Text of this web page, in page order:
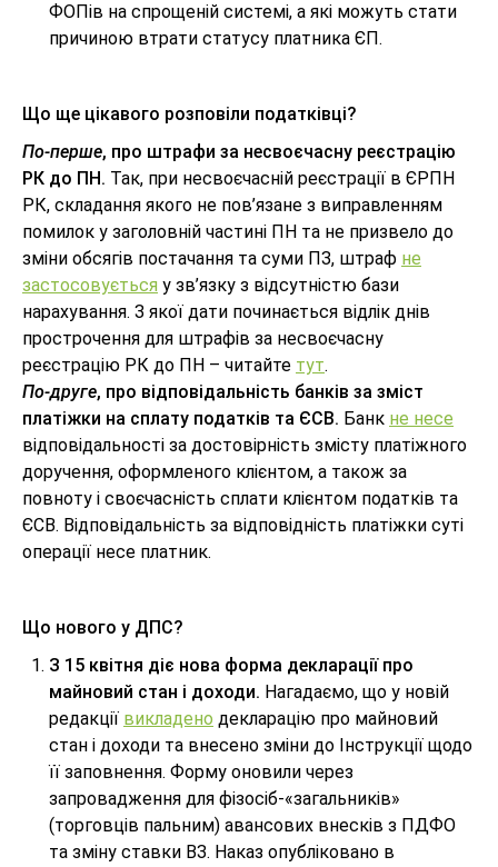
ФОПів на спрощеній системі, а які можуть стати
причиною втрати статусу платника ЄП.
Що ще цікавого розповіли податківці?
По-перше, про штрафи за несвоєчасну реєстрацію
РК до ПН. Так, при несвоєчасній реєстрації в ЄРПН
РК, складання якого не пов’язане з виправленням
помилок у заголовній частині ПН та не призвело до
зміни обсягів постачання та суми ПЗ, штраф не
застосовується у зв’язку з відсутністю бази
нарахування. З якої дати починається відлік днів
прострочення для штрафів за несвоєчасну
реєстрацію РК до ПН – читайте тут.
По-друге, про відповідальність банків за зміст
платіжки на сплату податків та ЄСВ. Банк не несе
відповідальності за достовірність змісту платіжного
доручення, оформленого клієнтом, а також за
повноту і своєчасність сплати клієнтом податків та
ЄСВ. Відповідальність за відповідність платіжки суті
операції несе платник.
Що нового у ДПС?
З 15 квітня діє нова форма декларації про
майновий стан і доходи. Нагадаємо, що у новій
редакції викладено декларацію про майновий
стан і доходи та внесено зміни до Інструкції щодо
її заповнення. Форму оновили через
запровадження для фізосіб-«загальників»
(торговців пальним) авансових внесків з ПДФО
та зміну ставки ВЗ. Наказ опубліковано в